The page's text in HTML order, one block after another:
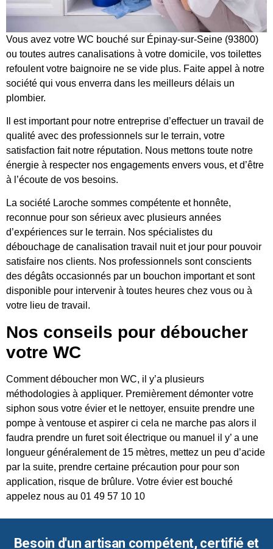
Vous avez votre WC bouché sur Épinay-sur-Seine (93800)
ou toutes autres canalisations à votre domicile, vos toilettes
refoulent votre baignoire ne se vide plus. Faite appel à notre
société qui vous enverra dans les meilleurs délais un
plombier.
Il est important pour notre entreprise d’effectuer un travail de
qualité avec des professionnels sur le terrain, votre
satisfaction fait notre réputation. Nous mettons toute notre
énergie à respecter nos engagements envers vous, et d’être
à l’écoute de vos besoins.
La société Laroche sommes compétente et honnête,
reconnue pour son sérieux avec plusieurs années
d’expériences sur le terrain. Nos spécialistes du
débouchage de canalisation travail nuit et jour pour pouvoir
satisfaire nos clients. Nos professionnels sont conscients
des dégâts occasionnés par un bouchon important et sont
disponible pour intervenir à toutes heures chez vous ou à
votre lieu de travail.
Nos conseils pour déboucher
votre WC
Comment déboucher mon WC, il y’a plusieurs
méthodologies à appliquer. Premièrement démonter votre
siphon sous votre évier et le nettoyer, ensuite prendre une
pompe à ventouse et aspirer ci cela ne marche pas alors il
faudra prendre un furet soit électrique ou manuel il y’ a une
longueur généralement de 15 mètres, mettez un peu d’acide
par la suite, prendre certaine précaution pour pour son
application, risque de brûlure. Votre évier est bouché
appelez nous au 01 49 57 10 10
Besoin d'un artisan compétent, certifié et